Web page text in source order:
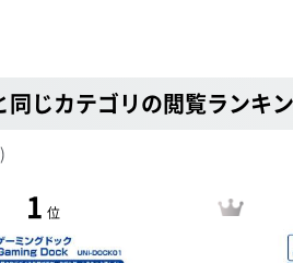
同じカテゴリの閲覧ランキ
1 位